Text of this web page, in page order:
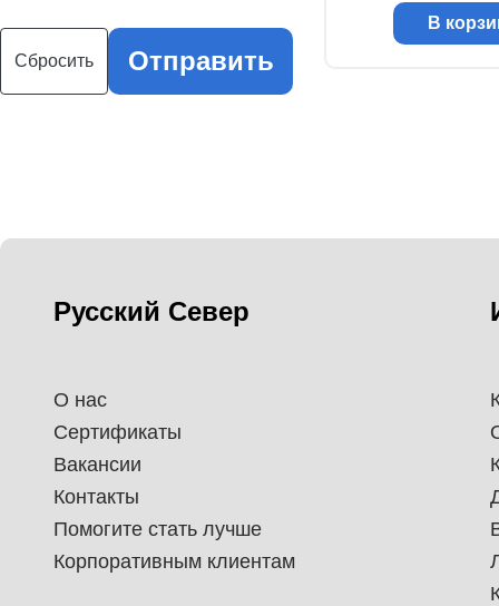
Сбросить Отправить
В
Русский Север
О нас
Сертификаты
Вакансии
Контакты
Помогите стать лучше
Корпоративным клиентам